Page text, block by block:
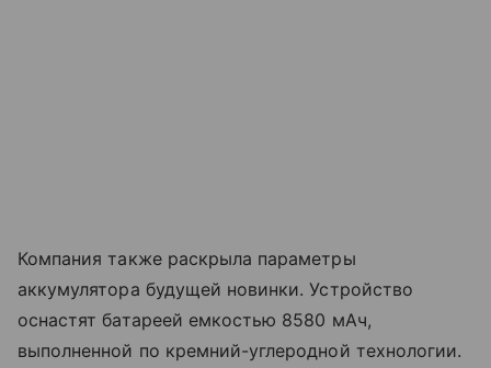
Компания также раскрыла параметры
аккумулятора будущей новинки. Устройство
оснастят батареей емкостью 8580 мАч,
выполненной по кремний-углеродной технологии.